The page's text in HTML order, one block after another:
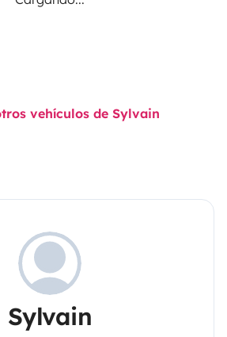
vehículos de Sylvain
Sylvain